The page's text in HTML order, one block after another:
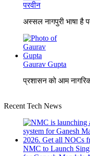
परवीन
अस्सल नागपुरी भाषा है
Gaurav Gupta
प्रशासन को आम
Recent Tech News
NMC to Launch